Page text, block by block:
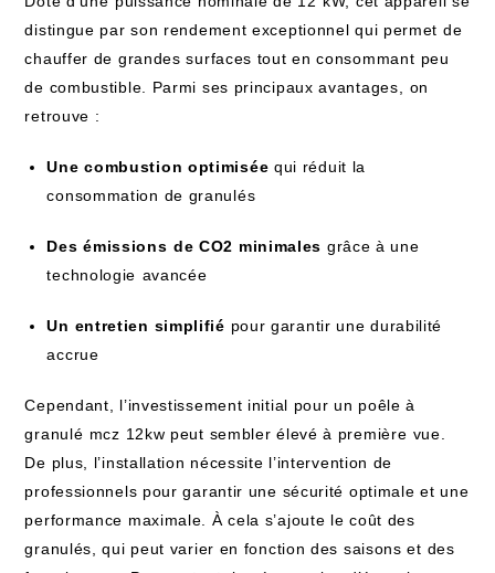
​distingue par son‍ rendement exceptionnel qui permet de⁤
chauffer de grandes surfaces tout‍ en consommant ⁢peu
de​ combustible. Parmi ses principaux avantages, ⁢on
retrouve​ :
Une combustion optimisée qui réduit la
consommation de granulés
Des émissions ⁣de CO2 minimales grâce à une⁣
technologie ⁤avancée
Un ‍entretien simplifié pour‌ garantir une durabilité
accrue
Cependant, l’investissement ‌initial ​pour un‌ poêle à
granulé ⁢mcz​ 12kw peut sembler élevé à première⁣ vue.
‌De plus, l’installation nécessite l’intervention de
professionnels pour garantir​ une sécurité optimale et​ une
performance maximale. ‍À cela s’ajoute le coût‍ des
granulés, qui peut varier en fonction des saisons et des